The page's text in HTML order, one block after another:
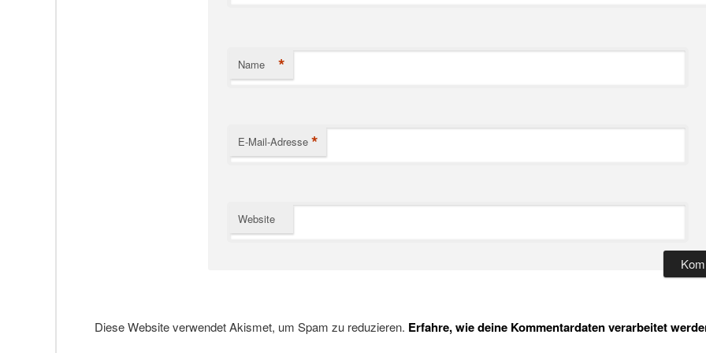
Name *
E-Mail-Adresse *
Website
Diese Website verwendet Akismet, um Spam zu reduzieren. Erfahre, wie deine Kommentardaten verarbeitet